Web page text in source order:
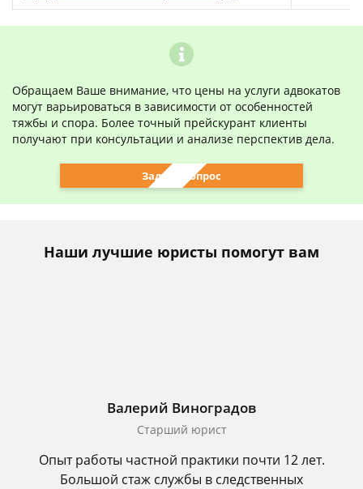
Обращаем Ваше внимание, что цены на услуги адвокатов
могут варьироваться в зависимости от особенностей
тяжбы и спора. Более точный прейскурант клиенты
получают при консультации и анализе перспектив дела.
Задать вопрос
Наши лучшие юристы помогут вам
Валерий Виноградов
Старший юрист
Опыт работы частной практики почти 12 лет.
Большой стаж службы в следственных